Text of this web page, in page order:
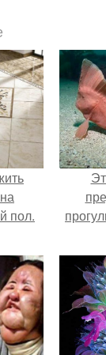
пол.